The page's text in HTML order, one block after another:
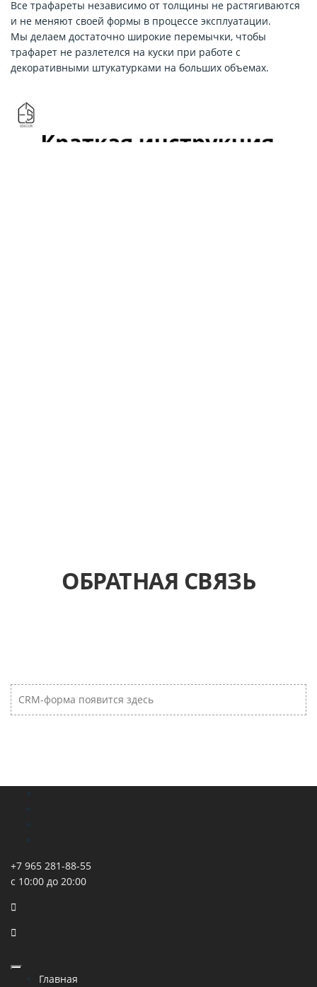
Все трафареты независимо от толщины не растягиваются
и не меняют своей формы в процессе эксплуатации.
Мы делаем достаточно широкие перемычки, чтобы
трафарет не разлетелся на куски при работе с
декоративными штукатурками на больших объемах.
ОБРАТНАЯ СВЯЗЬ
CRM-форма появится здесь
+7 965 281-88-55
с 10:00 до 20:00
Главная